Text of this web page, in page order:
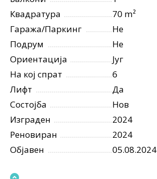
Квадратура
70 m²
Гаража/Паркинг
Не
Подрум
Не
Ориентација
Југ
На кој спрат
6
Лифт
Да
Состојба
Нов
Изграден
2024
Реновиран
2024
Објавен
05.08.2024